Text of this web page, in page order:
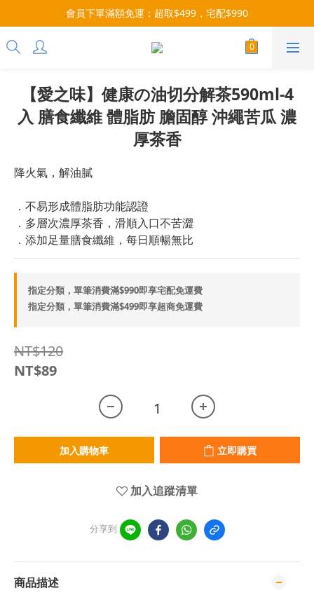
每月9號會員日，消費點數3倍送！把握機會，趕緊下單！
會員下單滿額免運：超取$499，宅配$990
07/28-08/31 爸氣一擊・限時開搶
【愛之味】健康の油切分解茶590ml-4
入 膳食纖維 體脂肪 膽固醇 沖繩苦瓜 濃
厚茶香
降火氣，解油膩
．不易形成體脂肪功能認證
．多層次濃厚茶香，滑順入口不苦澀
．添加足量膳食纖維，每日順暢無比
指定分類，單筆消費滿$990即享宅配免運費
指定分類，單筆消費滿$499即享超商免運費
NT$120
NT$89
加入購物車 立即購買
加入追蹤清單
分享到
商品描述